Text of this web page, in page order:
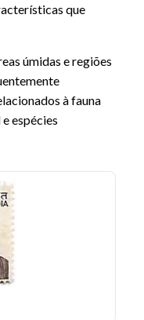
que
úmidas e regiões
à fauna
espécies